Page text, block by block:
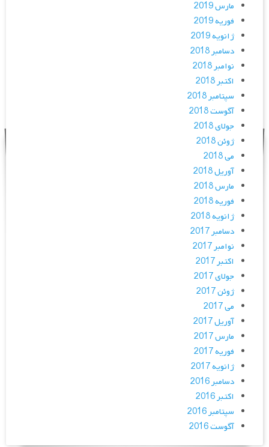
مارس 2019
فوریه 2019
ژانویه 2019
دسامبر 2018
نوامبر 2018
اکتبر 2018
سپتامبر 2018
آگوست 2018
جولای 2018
ژوئن 2018
می 2018
آوریل 2018
مارس 2018
فوریه 2018
ژانویه 2018
دسامبر 2017
نوامبر 2017
اکتبر 2017
جولای 2017
ژوئن 2017
می 2017
آوریل 2017
مارس 2017
فوریه 2017
ژانویه 2017
دسامبر 2016
اکتبر 2016
سپتامبر 2016
آگوست 2016